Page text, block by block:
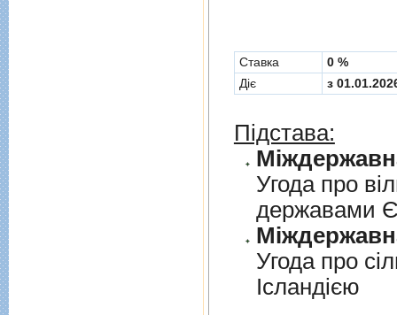
Cтавка
0 %
Діє
з
Підстава:
Угода про
державами
Угода про
Iсландiєю